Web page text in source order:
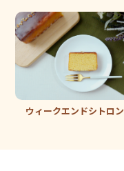
ウィークエンドシトロン